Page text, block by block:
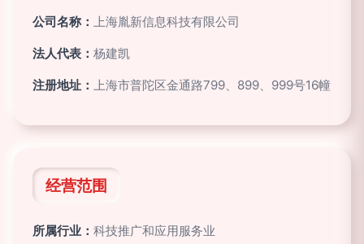
公司名称： 上海胤新信息科技有限公司
法人代表： 杨建凯
注册地址： 上海市普陀区金通路799、899、999号16幢
经营范围
所属行业： 科技推广和应用服务业